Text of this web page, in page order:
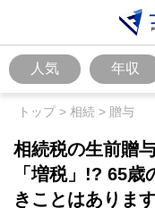
人気 年収
トップ> 相続 > 贈与
相続税の生前贈
「増税」!? 65歳
きことはありま